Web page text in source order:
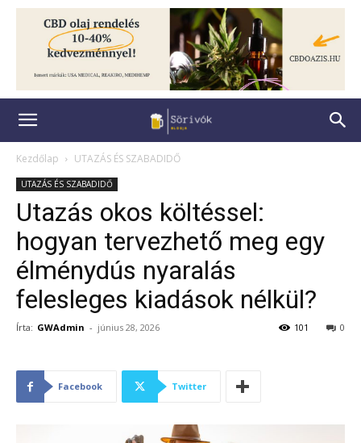
Kezdőlap UTAZÁS ÉS SZABADIDŐ
UTAZÁS ÉS SZABADIDŐ
Utazás okos költéssel:
hogyan tervezhető meg egy
élménydús nyaralás
felesleges kiadások nélkül?
Írta: GWAdmin - június 28, 2026 0
101
Facebook Twitter